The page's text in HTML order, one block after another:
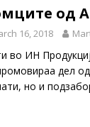
од
16, 2018
во ИН
дел
но и